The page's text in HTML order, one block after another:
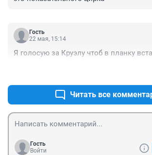
Гость
22 мая, 15:14
Я голосую за Круэлу чтоб в планку
Читать все
Гость
Войти